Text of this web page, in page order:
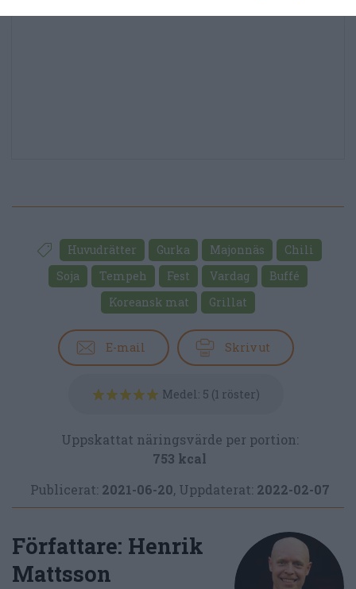
Huvudrätter Gurka Majonnäs
Chili
Soja
Tempeh Fest Vardag
Buffé
Koreansk mat
Grillat
E-mail Skriv ut
Medel: 5 (1 röster)
Uppskattat näringsvärde per portion:
753 kcal
Publicerat: 2021-06-20, Uppdaterat: 2022-02-07
Författare: Henrik
Mattsson